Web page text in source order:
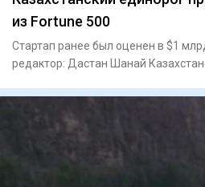
из Fortune 500
Стартап ранее был оценен в $1
редактор: Дастан Шанай